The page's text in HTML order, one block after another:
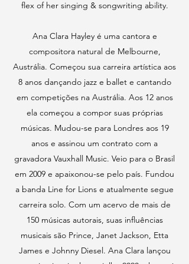
flex of her singing & songwriting ability.
Ana Clara Hayley é uma cantora e
compositora natural de Melbourne,
Austrália. Começou sua carreira artística aos
8 anos dançando jazz e ballet e cantando
em competições na Austrália. Aos 12 anos
ela começou a compor suas próprias
músicas. Mudou-se para Londres aos 19
anos e assinou um contrato com a
gravadora Vauxhall Music. Veio para o Brasil
em 2009 e apaixonou-se pelo país. Fundou
a banda Line for Lions e atualmente segue
carreira solo. Com um acervo de mais de
150 músicas autorais, suas influências
musicais são Prince, Janet Jackson, Etta
James e Johnny Diesel. Ana Clara lançou